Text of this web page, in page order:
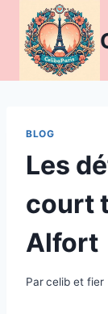
contenu
BLOG
Les
court
Alfort
Parcelib et fier